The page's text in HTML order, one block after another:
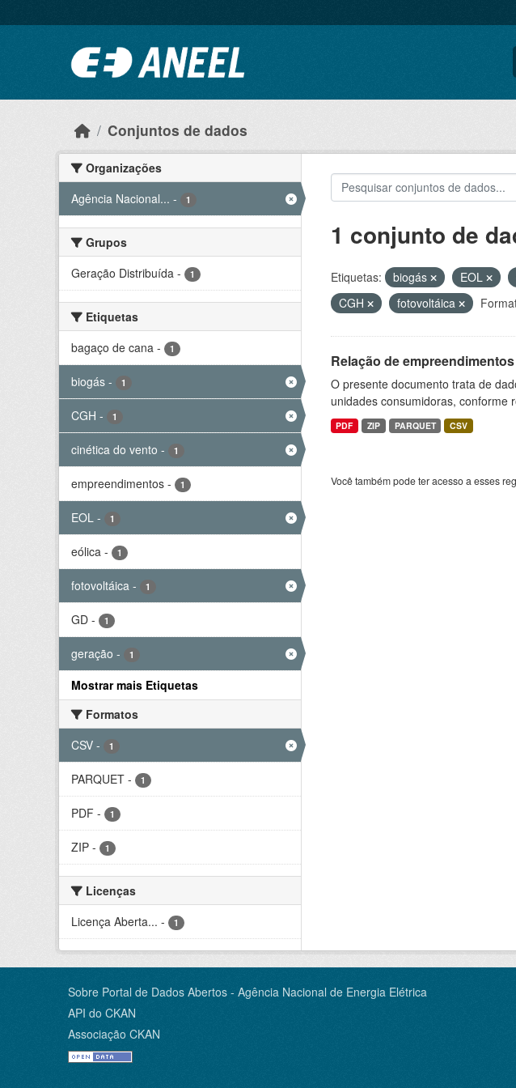
Conjuntos de dados
Organizações
Agência Nacional... - 1
Grupos
Geração Distribuída - 1
Etiquetas
bagaço de cana - 1
biogás - 1
CGH - 1
cinética do vento - 1
empreendimentos - 1
EOL - 1
eólica - 1
fotovoltáica - 1
GD - 1
geração - 1
Mostrar mais Etiquetas
Formatos
CSV - 1
PARQUET - 1
PDF - 1
ZIP - 1
Licenças
Licença Aberta... - 1
1 conjunto de
Etiquetas: biogás EOL
CGH
fotovoltáica
Relação de
O presente documento trata de
unidades consumidoras, conforme
PDF ZIP PARQUET CSV
Você também pode ter acesso a esses
Sobre Portal de Dados Abertos - Agência Nacional de Energia Elétrica
API do CKAN
Associação CKAN